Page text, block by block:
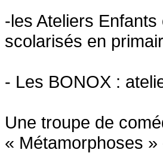
-les Ateliers
scolarisés en
- Les BONOX :
Une troupe de
« Métamorphoses